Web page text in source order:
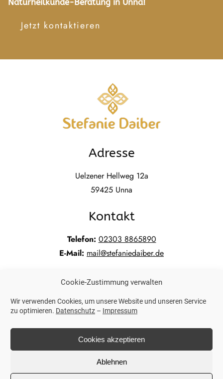
Cookie-Zustimmung verwalten
Wir verwenden Cookies, um unsere Website und unseren Service
zu optimieren. Datenschutz – Impressum
Cookies akzeptieren
Ablehnen
Naturheilkunde-Beratung in Unna!
Jetzt kontaktieren
Adresse
Uelzener Hellweg 12a
59425 Unna
Kontakt
Telefon: 02303 8865890
E-Mail: mail@stefaniedaiber.de
Impressum
Datenschutz